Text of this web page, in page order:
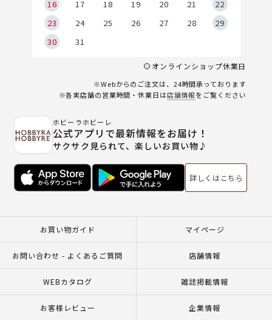
16
17 18 19 20 21
22
23
24 25 26 27 28
29
30
31
オンラインショップ休業日
※Webからのご注文は、24時間承っております
※各実店舗の営業時間・休業日は店舗情報をご覧ください
ホビーラホビーレ
公式アプリで最新情報をお届け！
サクサク見られて、楽しいお買い物♪
詳しくはこちら
お買い物ガイド マイページ
お問い合わせ - よくあるご質問 店舗情報
WEBカタログ 雑誌掲載情報
お客様レビュー 企業情報